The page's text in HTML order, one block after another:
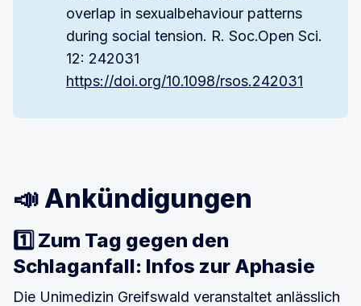
overlap in sexualbehaviour patterns
during social tension. R. Soc.Open Sci.
12: 242031
https://doi.org/10.1098/rsos.242031
📣 Ankündigungen
1️⃣ Zum Tag gegen den
Schlaganfall: Infos zur Aphasie
Die Unimedizin Greifswald veranstaltet anlässlich